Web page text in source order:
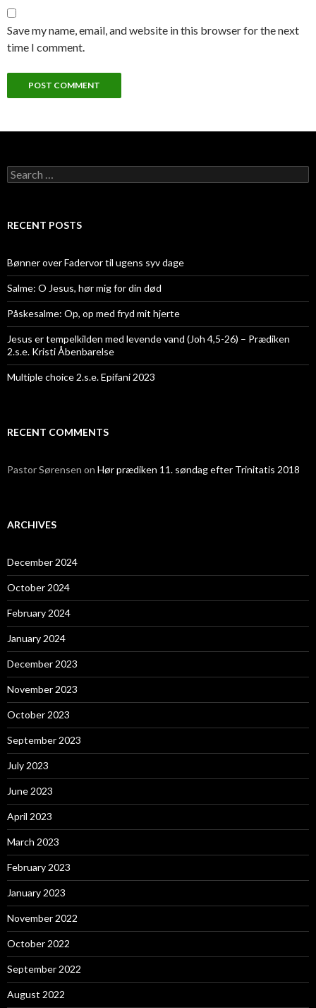
Save my name, email, and website in this browser for the next
time I comment.
Search
for:
RECENT POSTS
Bønner over Fadervor til ugens syv dage
Salme: O Jesus, hør mig for din død
Påskesalme: Op, op med fryd mit hjerte
Jesus er tempelkilden med levende vand (Joh 4,5-26) – Prædiken
2.s.e. Kristi Åbenbarelse
Multiple choice 2.s.e. Epifani 2023
RECENT COMMENTS
Pastor Sørensen on Hør prædiken 11. søndag efter Trinitatis 2018
ARCHIVES
December 2024
October 2024
February 2024
January 2024
December 2023
November 2023
October 2023
September 2023
July 2023
June 2023
April 2023
March 2023
February 2023
January 2023
November 2022
October 2022
September 2022
August 2022